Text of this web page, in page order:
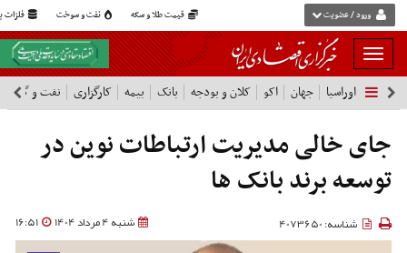
قیمت طلا و سکه نفت و سوخت فلزات ورود / عضویت
بار
و
بسته
نمودن
فهرست
اوراسیا جهان اکو کلان و بودجه بانک بیمه کارگزاری نفت و گاز
جای خالی مدیریت ارتباطات نوین در
توسعه برند بانک ها
شنبه 4 مرداد 1404 16:51 شناسه: 4073650